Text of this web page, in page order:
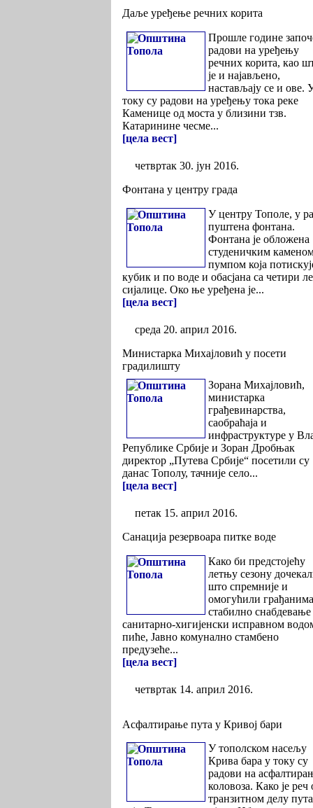
Даље уређење речних корита
Прошле године
радови на уређењу
речних корита, као
је и најављено,
настављају се и ове.
току су радови на уређењу тока реке
Каменице од моста у близини тзв.
Катаринине чесме...
[цела вест]
четвртак 30. јун 2016.
Фонтана у центру града
У центру Тополе, у
пуштена фонтана.
Фонтана је обложена
студеничким
пумпом која
кубик и по воде и обасјана са четири
сијалице. Око ње уређена је...
[цела вест]
среда 20. април 2016.
Министарка Михајловић у посети
градилишту
Зорана Михајловић,
министарка
грађевинарства,
саобраћаја и
инфраструктуре у
Републике Србије и Зоран Дробњак
директор „Путева Србије“ посетили су
данас Тополу, тачније село...
[цела вест]
петак 15. април 2016.
Санација резервоара питке воде
Како би предстојећу
летњу сезону
што спремније и
омогућили
стабилно снабдевање
санитарно-хигијенски исправном
пиће, Јавно комунално стамбено
предузеће...
[цела вест]
четвртак 14. април 2016.
Асфалтирање пута у Кривој бари
У тополском насељу
Крива бара у току су
радови на
коловоза. Како је реч
транзитном делу